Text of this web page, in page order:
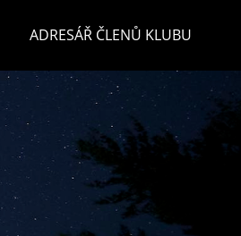
ADRESÁŘ ČLENŮ KLUBU